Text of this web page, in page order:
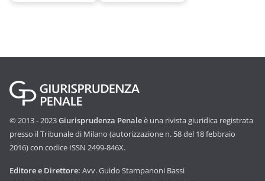
© 2013 - 2023Giurisprudenza Penaleè una rivista giuridica registrata
presso il Tribunale di Milano (autorizzazione n. 58 del 18 febbraio
2016) con codice ISSN 2499-846X.
Editore e Direttore: Avv. Guido Stampanoni Bassi